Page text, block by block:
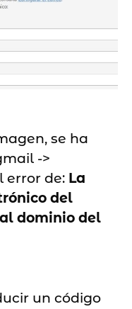
se ha
->
error de: La
del
dominio del
un código